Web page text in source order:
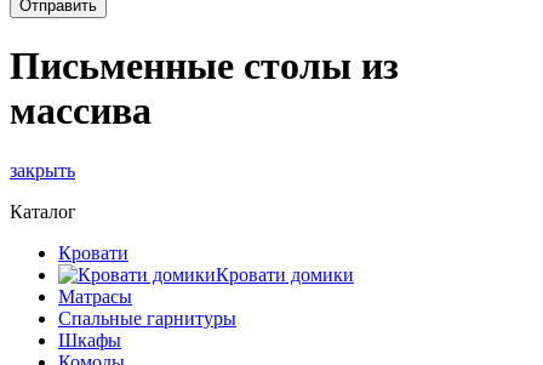
Письменные столы из
массива
закрыть
Каталог
Кровати
Кровати домики
Матрасы
Спальные гарнитуры
Шкафы